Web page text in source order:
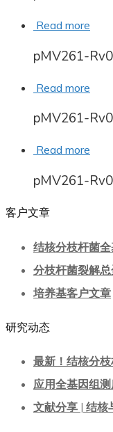
Read more
pMV261-
Read more
pMV261-
Read more
pMV261-
客户文章
结核分枝杆菌
分枝杆菌裂解
培养基客户文章
研究动态
最新！结核分
应用全基因组
文献分享 | 结核